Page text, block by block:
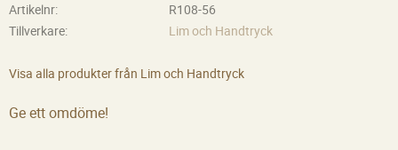
Artikelnr
R108-56
Tillverkare
Lim och Handtryck
Visa alla produkter från Lim och Handtryck
Ge ett omdöme!